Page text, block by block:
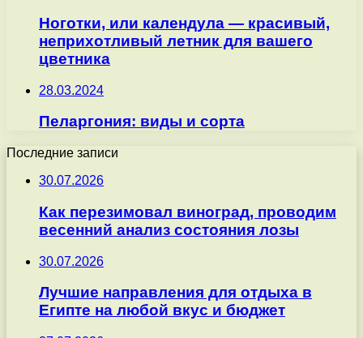
Ноготки, или календула — красивый,
неприхотливый летник для вашего
цветника
28.03.2024
Пеларгония: виды и сорта
Последние записи
30.07.2026
Как перезимовал виноград, проводим
весенний анализ состояния лозы
30.07.2026
Лучшие направления для отдыха в
Египте на любой вкус и бюджет